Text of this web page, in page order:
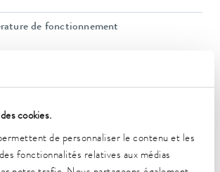
cookies.
de personnaliser le contenu et les
fonctionnalités relatives aux médias
de fonctionnement
ambiante
température